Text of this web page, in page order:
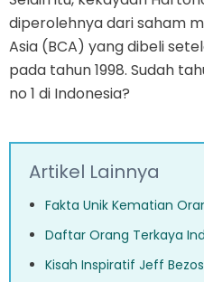
diperolehnya dari saham
Asia (BCA) yang dibeli
pada tahun 1998. Sudah
no 1 di Indonesia?
Artikel Lainnya
Fakta Unik Kematian
Daftar Orang Terkaya
Kisah Inspiratif Jeff